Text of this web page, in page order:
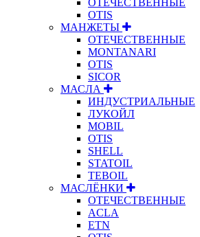
OTIS
МАНЖЕТЫ
ОТЕЧЕСТВЕННЫЕ
MONTANARI
OTIS
SICOR
МАСЛА
ИНДУСТРИАЛЬНЫЕ
ЛУКОЙЛ
MOBIL
OTIS
SHELL
STATOIL
TEBOIL
МАСЛЁНКИ
ОТЕЧЕСТВЕННЫЕ
ACLA
ETN